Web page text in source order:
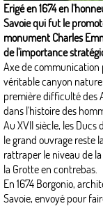
Erigé en 1674 en
Savoie qui fut le
monument Charles
de l'importance
Axe de communication
véritable canyon
première difficulté des
dans l'histoire des
Au XVII siècle, les
le grand ouvrage reste
rattraper le niveau de
la Grotte en contrebas.
En 1674 Borgonio,
Savoie, envoyé pour